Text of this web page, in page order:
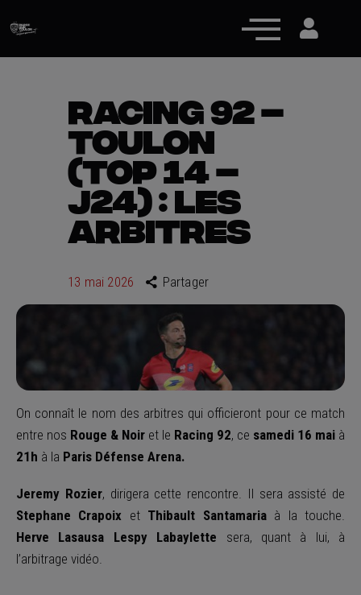
Actualités
Équipe pro
Nos équipes
Fan Zone
RACING 92 –
TOULON
(TOP 14 –
J24) : LES
ARBITRES
13 mai 2026 Partager
On connaît le nom des arbitres qui officieront pour ce match
entre nos Rouge & Noir et le Racing 92, ce samedi 16 mai à
21h à la Paris Défense Arena.
Jeremy Rozier, dirigera cette rencontre. Il sera assisté de
Stephane Crapoix et Thibault Santamaria à la touche.
Herve Lasausa Lespy Labaylette sera, quant à lui, à
l’arbitrage vidéo.